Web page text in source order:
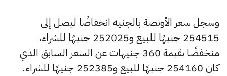
وسجل سعر الأونصة بالجنيه انخفاضًا ليصل إلى
254515 جنيهًا للبيع و252025 جنيهًا للشراء،
منخفضًا بقيمة 360 جنيهات عن السعر السابق الذي
كان 254160 جنيهًا للبيع و252385 جنيهًا للشراء.